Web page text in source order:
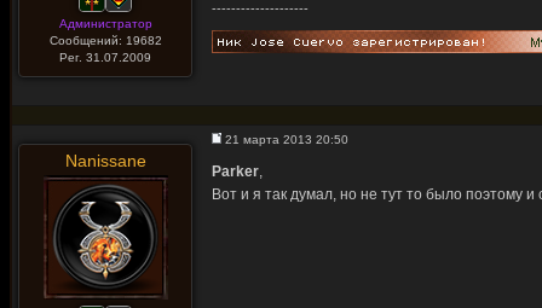
Администратор
Сообщений: 19682
Рег. 31.07.2009
--------------------
Nanissane
21 марта 2013 20:50
Parker,
Вот и я так думал, но не тут то было поэтому и